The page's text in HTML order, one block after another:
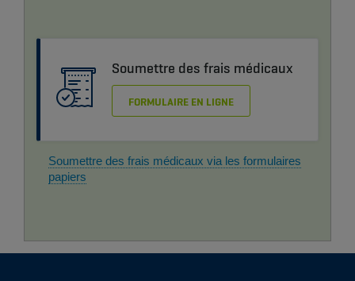
Soumettre des frais médicaux
FORMULAIRE EN LIGNE
Soumettre des frais médicaux via les formulaires
papiers